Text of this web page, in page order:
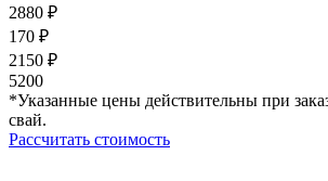
2880 ₽
170 ₽
2150 ₽
5200
*Указанные цены действительны при
свай.
Рассчитать стоимость